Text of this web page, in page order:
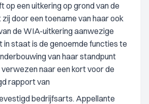
op een uitkering op grond van de
door een toename van haar ook
de WIA-uitkering aanwezige
in staat is de genoemde functies te
van haar standpunt
naar een kort voor de
rapport van
bedrijfsarts. Appellante